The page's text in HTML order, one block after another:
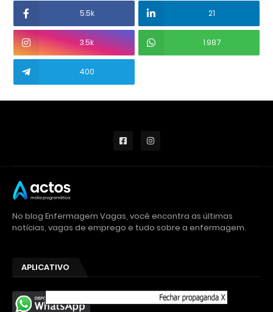
5.5k 21
3.5k 1.987
400
No blog Enfermagem Vagas, você encontra as últimas
notícias, vagas de emprego e tudo sobre a enfermagem.
APLICATIVO